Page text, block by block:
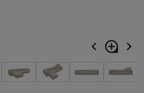
navigate_before loupe navigate_next